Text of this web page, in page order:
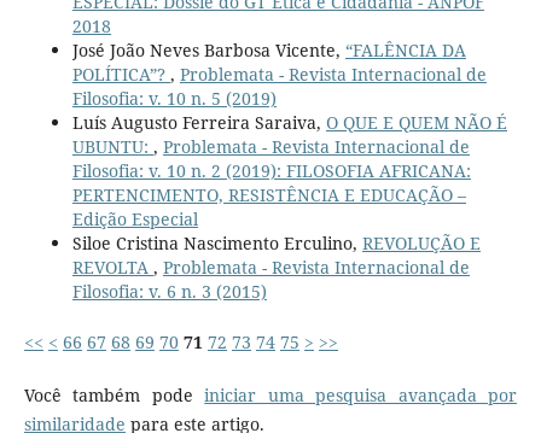
2018
José João Neves Barbosa Vicente, “FALÊNCIA DA
POLÍTICA”? , Problemata - Revista Internacional de
Filosofia: v. 10 n. 5 (2019)
Luís Augusto Ferreira Saraiva, O QUE E QUEM NÃO É
UBUNTU: , Problemata - Revista Internacional de
Filosofia: v. 10 n. 2 (2019): FILOSOFIA AFRICANA:
PERTENCIMENTO, RESISTÊNCIA E EDUCAÇÃO –
Edição Especial
Siloe Cristina Nascimento Erculino, REVOLUÇÃO E
REVOLTA , Problemata - Revista Internacional de
Filosofia: v. 6 n. 3 (2015)
<< < 66 67 68 69 70 71 72 73 74 75 > >>
Você também podeiniciar uma pesquisa avançada por
similaridade para este artigo.